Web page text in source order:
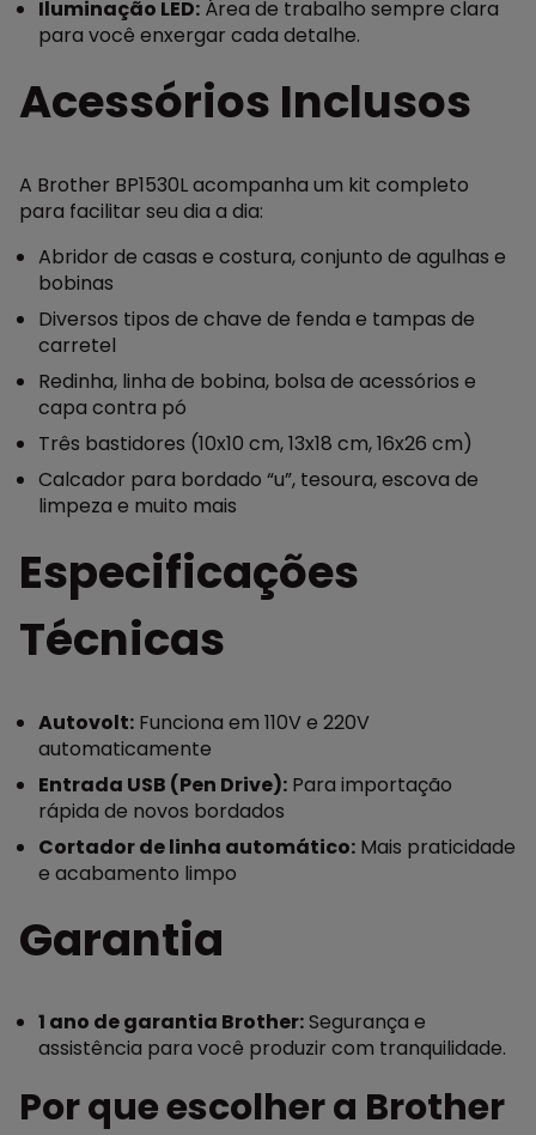
Iluminação LED: Área de trabalho sempre clara
para você enxergar cada detalhe.
Acessórios Inclusos
A Brother BP1530L acompanha um kit completo
para facilitar seu dia a dia:
Abridor de casas e costura, conjunto de agulhas e
bobinas
Diversos tipos de chave de fenda e tampas de
carretel
Redinha, linha de bobina, bolsa de acessórios e
capa contra pó
Três bastidores (10x10 cm, 13x18 cm, 16x26 cm)
Calcador para bordado “u”, tesoura, escova de
limpeza e muito mais
Especificações
Técnicas
Autovolt: Funciona em 110V e 220V
automaticamente
Entrada USB (Pen Drive): Para importação
rápida de novos bordados
Cortador de linha automático: Mais praticidade
e acabamento limpo
Garantia
1 ano de garantia Brother:Segurança e
assistência para você produzir com tranquilidade.
Por que escolher a Brother